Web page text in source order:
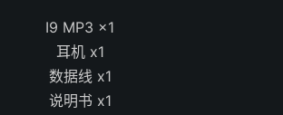
I9 MP3 x1
耳机 x1
数据线 x1
说明书 x1